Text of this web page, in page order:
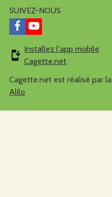
SUIVEZ-NOUS
Installez l'app mobile
Cagette.net
Cagette.net est réalisé par la
Alilo